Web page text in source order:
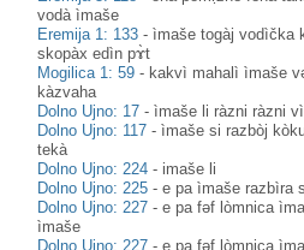
vodà ìmaše
Eremija 1: 133 -ìmaše togàj vodìčka
skopàx edìn pɤ̀t
Mogilica 1: 59 - kakvì mahalì ìmaše
kàzvaha
Dolno Ujno: 17 -ìmaše li ràzni ràzni
Dolno Ujno: 117 -ìmaše si razbòj
tekà
Dolno Ujno: 224 - imaše li
Dolno Ujno: 225 -e pa ìmaše razbìra
Dolno Ujno: 227 -e pa fəf lòmnica
ìmaše
Dolno Ujno: 227 -e pa fəf lòmnica